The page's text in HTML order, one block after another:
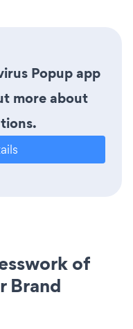
Popup app
more about
of
Brand